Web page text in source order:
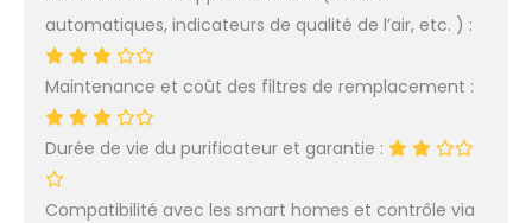
automatiques, indicateurs de qualité de l’air, etc. ) :
Maintenance et coût des filtres de remplacement :
Durée de vie du purificateur et garantie :
Compatibilité avec les smart homes et contrôle via